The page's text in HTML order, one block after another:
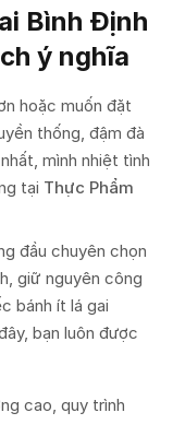
Bình Định
ý nghĩa
hoặc muốn đặt
thống, đậm đà
mình nhiệt tình
tại Thực Phẩm
đầu chuyên chọn
giữ nguyên công
bánh ít lá gai
bạn luôn được
cao, quy trình